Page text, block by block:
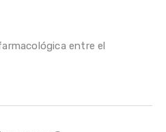
entre el